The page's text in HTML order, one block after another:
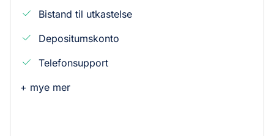
Bistand til utkastelse
Depositumskonto
Telefonsupport
+ mye mer